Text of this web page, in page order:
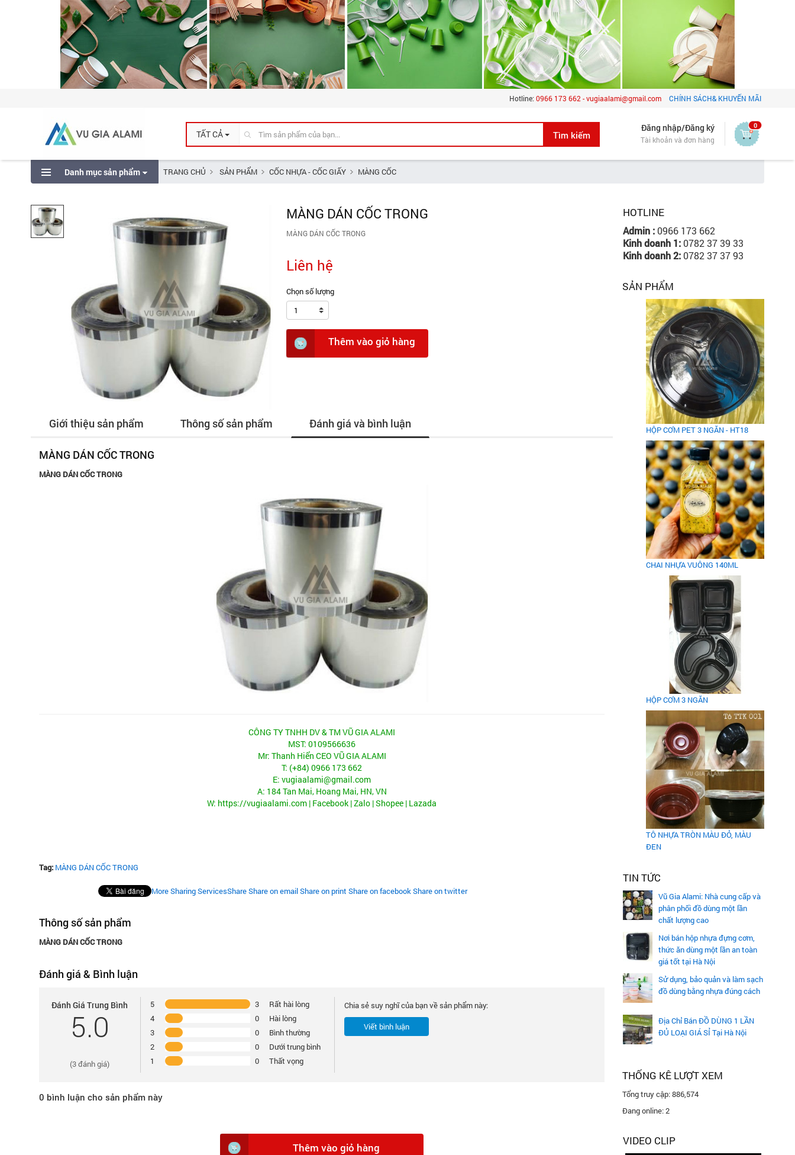
Hotline: 0966 173 662 - vugiaalami@gmail.com CHÍNH SÁCH& KHUYẾN MÃI
TẤT CẢ
Đăng nhập/Đăng ký
Tài khoản và đơn hàng
0
Danh mục sản phẩm TRANG CHỦ SẢN PHẨM CỐC NHỰA - CỐC GIẤY MÀNG CỐC
MÀNG DÁN CỐC TRONG
MÀNG DÁN CỐC TRONG
Liên hệ
Chọn số lượng
1
Thêm vào giỏ hàng
Giới thiệu sản phẩm Thông số sản phẩm Đánh giá và bình luận
MÀNG DÁN CỐC TRONG
MÀNG DÁN CỐC TRONG
CÔNG TY TNHH DV & TM VŨ GIA ALAMI
MST: 0109566636
Mr: Thanh Hiển CEO VŨ GIA ALAMI
T: (+84) 0966 173 662
E: vugiaalami@gmail.com
A: 184 Tan Mai, Hoang Mai, HN, VN
W: https://vugiaalami.com | Facebook | Zalo |Shopee | Lazada
Tag: MÀNG DÁN CỐC TRONG
More Sharing ServicesShareShare on emailShare on print Share on facebookShare on twitter
Thông số sản phẩm
MÀNG DÁN CỐC TRONG
Đánh giá & Bình luận
Đánh Giá Trung Bình
5.0
(3đánh giá)
5 3
Rất hài lòng
4
0
Hài lòng
3
0
Bình thường
2
0
Dưới trung bình
1
0 Thất vọng
Chia sẻ suy nghĩ của bạn về sản phẩm này:
Viết bình luận
0 bình luận cho sản phẩm này
Thêm vào giỏ hàng
HOTLINE
Admin : 0966 173 662
Kinh doanh 1: 0782 37 39 33
Kinh doanh 2: 0782 37 37 93
SẢN PHẨM
HỘP CƠM PET 3 NGĂN - HT18
CHAI NHỰA VUÔNG 140ML
HỘP CƠM 3 NGĂN
TÔ NHỰA TRÒN MÀU ĐỎ, MÀU
ĐEN
TIN TỨC
Vũ Gia Alami: Nhà cung cấp và
phân phối đồ dùng một lần
chất lượng cao
Nơi bán hộp nhựa đựng cơm,
thức ăn dùng một lần an toàn
giá tốt tại Hà Nội
Sử dụng, bảo quản và làm sạch
đồ dùng bằng nhựa đúng cách
Địa Chỉ Bán ĐỒ DÙNG 1 LẦN
ĐỦ LOẠI GIÁ SỈ Tại Hà Nội
THỐNG KÊ LƯỢT XEM
Tổng truy cập:886,574
Đang online:2
VIDEO CLIP